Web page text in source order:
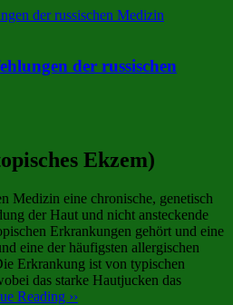
der russischen
Ekzem)
Medizin eine chronische, genetisch
der Haut und nicht ansteckende
Erkrankungen gehört und eine
eine der häufigsten allergischen
Erkrankung ist von typischen
das starke Hautjucken das
Reading ››